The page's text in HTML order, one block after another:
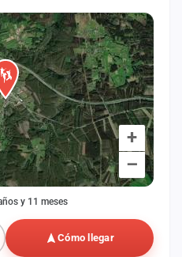
+
–
y 11 meses
Cómo llegar